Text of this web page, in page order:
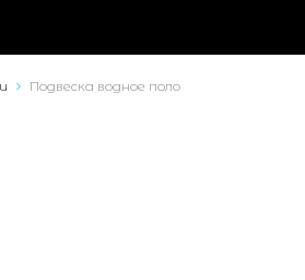
Подвеска водное поло